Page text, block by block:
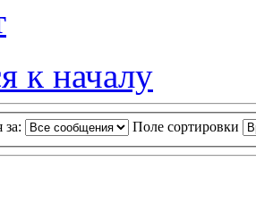
к началу
за: Поле сортировки